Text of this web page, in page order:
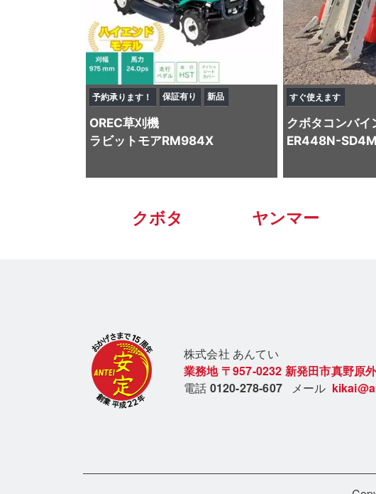
予約承ります！ 保証有り 新品
OREC草刈機
ラビットモアRM984X
すぐ使えます
クボタコンバイ
ER448N-
クボタ ヤンマー
株式会社 あんてい
業務地 〒957-0232 新発田市真野原
電話 0120-278-607 メール